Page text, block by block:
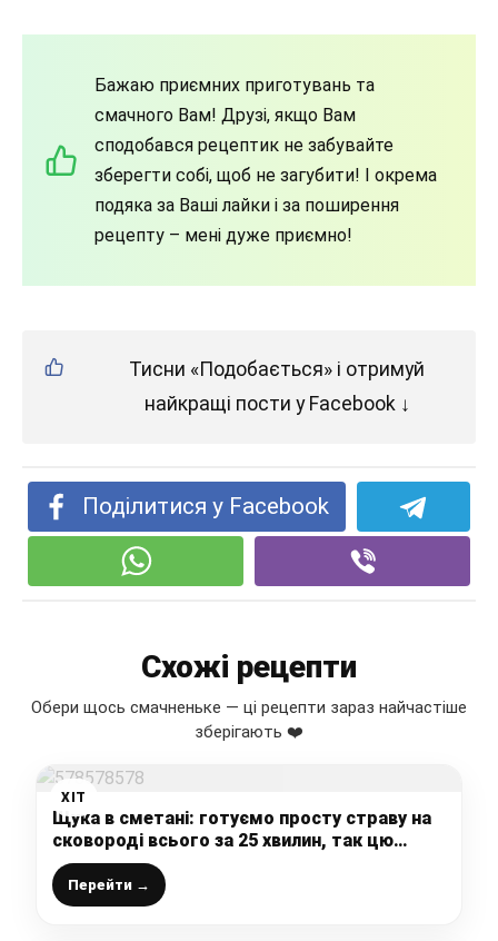
Бажаю приємних приготувань та
смачного Вам! Друзі, якщо Вам
сподобався рецептик не забувайте
зберегти собі, щоб не загубити! І окрема
подяка за Ваші лайки і за поширення
рецепту – мені дуже приємно!
Тисни «Подобається» і отримуй
найкращі пости у Facebook ↓
Поділитися у Facebook
Схожі рецепти
Обери щось смачненьке — ці рецепти зараз найчастіше
зберігають ❤️
ХІТ
Щука в сметані: готуємо просту страву на
сковороді всього за 25 хвилин, так цю
рибку мало хто готує, а даремно
Перейти →